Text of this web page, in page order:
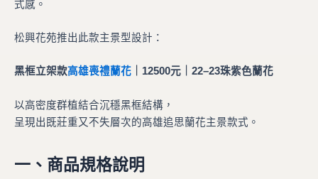
式感。
松興花苑推出此款主景型設計：
黑框立架款高雄喪禮蘭花 ｜12500元｜22–23珠紫色蘭花
以高密度群植結合沉穩黑框結構，
呈現出既莊重又不失層次的高雄追思蘭花主景款式。
一、商品規格說明